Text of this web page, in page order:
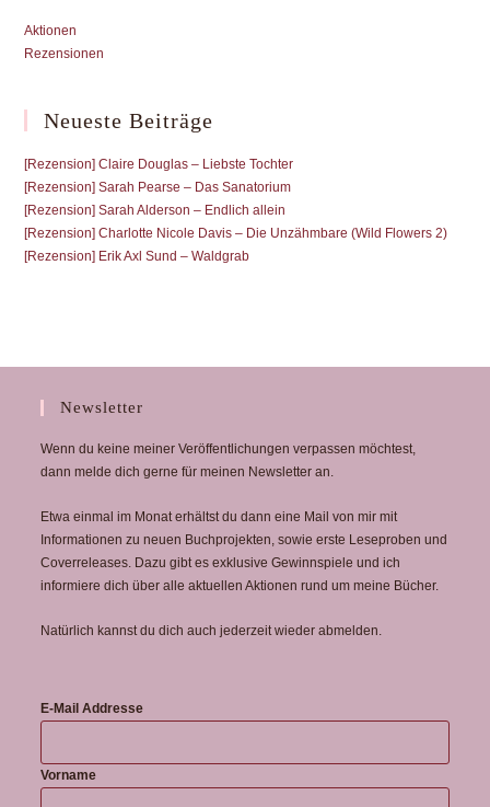
Aktionen
Rezensionen
Neueste Beiträge
[Rezension] Claire Douglas – Liebste Tochter
[Rezension] Sarah Pearse – Das Sanatorium
[Rezension] Sarah Alderson – Endlich allein
[Rezension] Charlotte Nicole Davis – Die Unzähmbare (Wild Flowers 2)
[Rezension] Erik Axl Sund – Waldgrab
Newsletter
Wenn du keine meiner Veröffentlichungen verpassen möchtest,
dann melde dich gerne für meinen Newsletter an.
Etwa einmal im Monat erhältst du dann eine Mail von mir mit
Informationen zu neuen Buchprojekten, sowie erste Leseproben und
Coverreleases. Dazu gibt es exklusive Gewinnspiele und ich
informiere dich über alle aktuellen Aktionen rund um meine Bücher.
Natürlich kannst du dich auch jederzeit wieder abmelden.
E-Mail Addresse
Vorname